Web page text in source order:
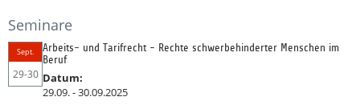
Seminare
Sept.
29-30
Arbeits- und Tarifrecht - Rechte schwerbehinderter Menschen im
Beruf
Datum:
29.09. - 30.09.2025